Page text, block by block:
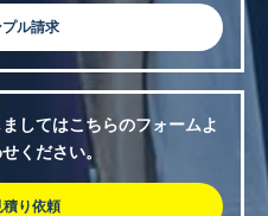
ル請求
してはこちらのフォームよ
ください。
積り依頼